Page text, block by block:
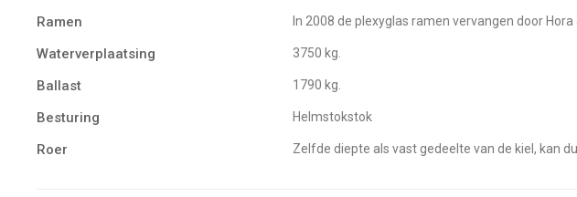
Ramen In 2008 de plexyglas ramen vervangen door
Waterverplaatsing 3750 kg.
Ballast 1790 kg.
Besturing Helmstokstok
Roer Zelfde diepte als vast gedeelte van de kiel, kan